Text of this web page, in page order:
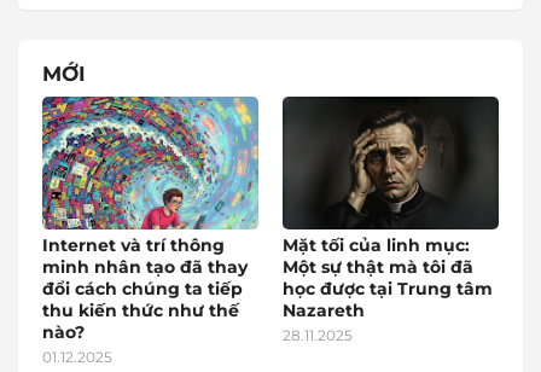
MỚI
Internet và trí thông
minh nhân tạo đã thay
đổi cách chúng ta tiếp
thu kiến thức như thế
nào?
01.12.2025
Mặt tối của linh mục:
Một sự thật mà tôi đã
học được tại Trung tâm
Nazareth
28.11.2025